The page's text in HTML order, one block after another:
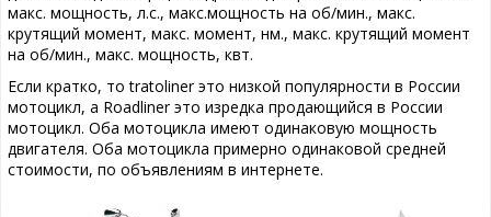
макс. мощность, л.с., макс.мощность на об/мин., макс.
крутящий момент, макс. момент, нм., макс. крутящий момент
на об/мин., макс. мощность, квт.
Если кратко, то tratoliner это низкой популярности в России
мотоцикл, а Roadliner это изредка продающийся в России
мотоцикл. Оба мотоцикла имеют одинаковую мощность
двигателя. Оба мотоцикла примерно одинаковой средней
стоимости, по объявлениям в интернете.